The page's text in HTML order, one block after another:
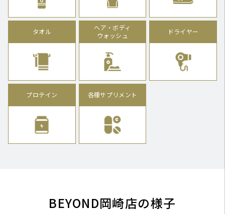
タオル
ヘア・ボディ
ウォッシュ
ドライヤー
プロテイン 各種サプリメント
BEYOND岡崎店の様子